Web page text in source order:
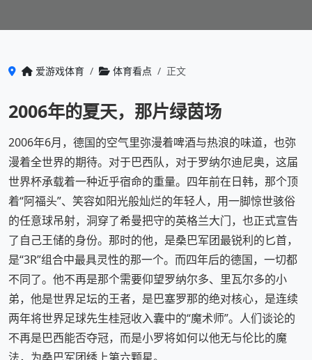
爱游戏体育 体育看点 正文
2006年的夏天，那片绿茵场
2006年6月，德国的空气里弥漫着啤酒与热浪的味道，也弥
漫着全世界的期待。对于巴西队，对于罗纳尔迪尼奥，这届
世界杯承载着一种近乎宿命的重量。四年前在日韩，那个顶
着“阿福头”、笑容如阳光般灿烂的年轻人，用一脚惊世骇俗
的任意球吊射，洞穿了希曼把守的英格兰大门，也正式宣告
了自己王储的身份。那时的他，是桑巴军团最锐利的匕首，
是“3R”组合中最具灵性的那一个。而四年后的德国，一切都
不同了。他不再是那个需要仰望罗纳尔多、里瓦尔多的小
弟，他是世界足坛的王者，是巴塞罗那的绝对核心，是连续
两年将世界足球先生桂冠收入囊中的“魔术师”。人们谈论的
不再是巴西能否夺冠，而是小罗将如何以他无与伦比的魔